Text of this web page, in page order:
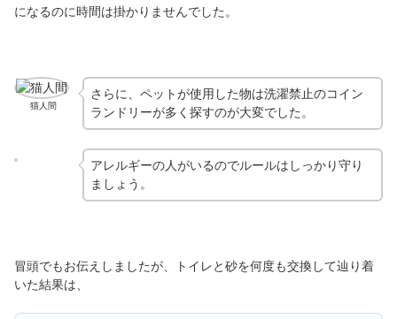
になるのに時間は掛かりませんでした。
猫人間
さらに、ペットが使用した物は洗濯禁止のコイン
ランドリーが多く探すのが大変でした。
アレルギーの人がいるのでルールはしっかり守り
ましょう。
冒頭でもお伝えしましたが、トイレと砂を何度も交換して辿り着
いた結果は、